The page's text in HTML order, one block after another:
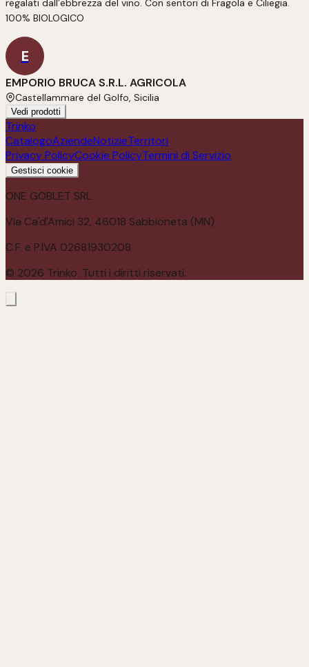
regalati dall’ebbrezza del vino. Con sentori di Fragola e Ciliegia.
100% BIOLOGICO
E
EMPORIO BRUCA S.R.L. AGRICOLA
Castellammare del Golfo, Sicilia
Vedi prodotti
Trinko
CatalogoAziendeNotizieTerritori
Privacy PolicyCookie PolicyTermini di Servizio
Gestisci cookie
ONE GOBLET SRL
Via Ca'd'Amici 32, 46018 Sabbioneta (MN)
C.F. e P.IVA 02681930208
© 2026 Trinko. Tutti i diritti riservati.